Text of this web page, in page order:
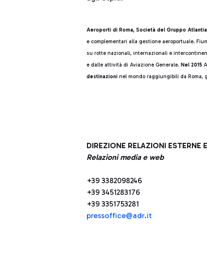
Aeroporti di Roma, Società del Gruppo
e complementari alla gestione aeroportuale.
su rotte nazionali, internazionali e
e dalle attività di Aviazione Generale. Nel 2015
destinazioni nel mondo raggiungibili da Roma,
DIREZIONE RELAZIONI ESTERNE
Relazioni media e web
+39 3382098246
+39 3451283176
+39 3351753281
pressoffice@adr.it